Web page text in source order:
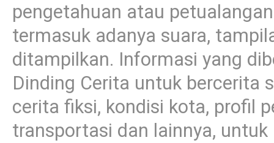
pengetahuan atau
termasuk adanya suara,
ditampilkan. Informasi yang
Dinding Cerita untuk bercerita
cerita fiksi, kondisi kota, profil
transportasi dan lainnya,